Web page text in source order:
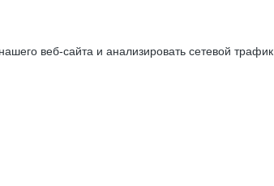
веб-сайта и анализировать сетевой трафик.